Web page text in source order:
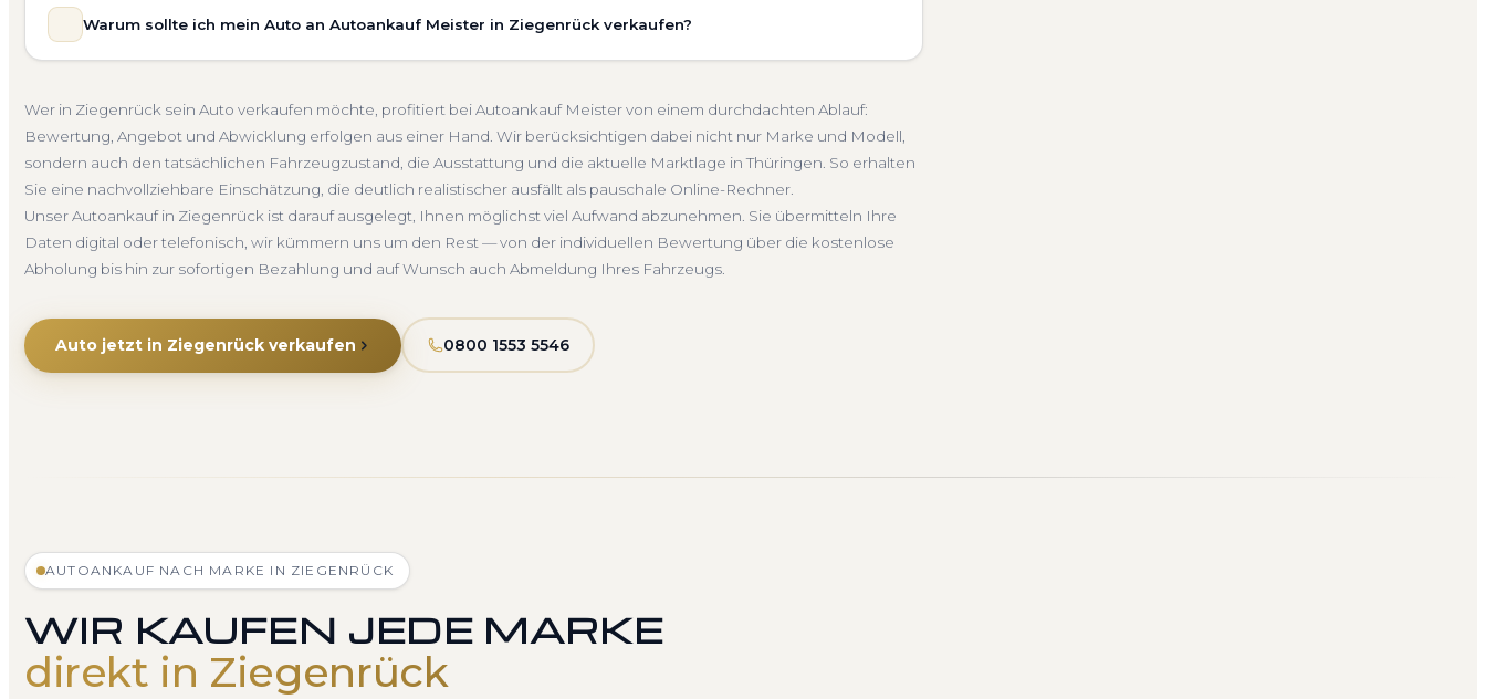
Kostenlose Bewertung Marktwert Ziegenrück Unverbindlich Seriöse Einschätzung
Adresse — egal ob zu Hause, am Arbeitsplatz oder an einem Treffpunkt Ihrer Wahl in Ziegenrück und Umgebung.
Warum sollte ich mein Auto an Autoankauf Meister in Ziegenrück verkaufen?
verbindliches Angebot und auf Wunsch den kompletten Service von der Abholung bis zur Abmeldung. Über
4.800 zufriedene Kunden sprechen für sich.
Seit 2010 4.800+ Ankäufe Komplettservice Thüringen
Wer in Ziegenrück sein Auto verkaufen möchte, profitiert bei Autoankauf Meister von einem durchdachten Ablauf:
Bewertung, Angebot und Abwicklung erfolgen aus einer Hand. Wir berücksichtigen dabei nicht nur Marke und Modell,
sondern auch den tatsächlichen Fahrzeugzustand, die Ausstattung und die aktuelle Marktlage in Thüringen. So erhalten
Sie eine nachvollziehbare Einschätzung, die deutlich realistischer ausfällt als pauschale Online-Rechner.
Unser Autoankauf in Ziegenrück ist darauf ausgelegt, Ihnen möglichst viel Aufwand abzunehmen. Sie übermitteln Ihre
Daten digital oder telefonisch, wir kümmern uns um den Rest — von der individuellen Bewertung über die kostenlose
Abholung bis hin zur sofortigen Bezahlung und auf Wunsch auch Abmeldung Ihres Fahrzeugs.
Auto jetzt in Ziegenrück verkaufen 0800 1553 5546
AUTOANKAUF NACH MARKE IN ZIEGENRÜCK
WIR KAUFEN JEDE MARKE
direkt in Ziegenrück